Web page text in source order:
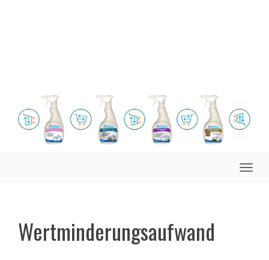
Toggle
Wertminderungsaufwand